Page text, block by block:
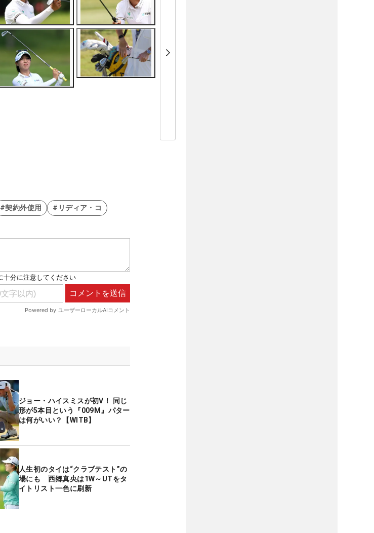
#契約外使用 #リディア・コ
ジョー・ハイスミスが初V！ 同じ
形が5本目という『009M』パター
は何がいい？【WITB】
人生初のタイは“クラブテスト”の
場にも 西郷真央は1W～UTをタ
イトリスト一色に刷新